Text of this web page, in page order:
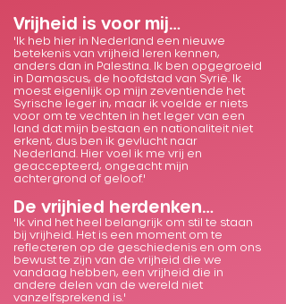
Vrijheid is voor mij…
'Ik heb hier in Nederland een nieuwe
betekenis van vrijheid leren kennen,
anders dan in Palestina. Ik ben opgegroeid
in Damascus, de hoofdstad van Syrië. Ik
moest eigenlijk op mijn zeventiende het
Syrische leger in, maar ik voelde er niets
voor om te vechten in het leger van een
land dat mijn bestaan en nationaliteit niet
erkent, dus ben ik gevlucht naar
Nederland. Hier voel ik me vrij en
geaccepteerd, ongeacht mijn
achtergrond of geloof.'
De vrijhied herdenken…
'Ik vind het heel belangrijk om stil te staan
bij vrijheid. Het is een moment om te
reflecteren op de geschiedenis en om ons
bewust te zijn van de vrijheid die we
vandaag hebben, een vrijheid die in
andere delen van de wereld niet
vanzelfsprekend is.'